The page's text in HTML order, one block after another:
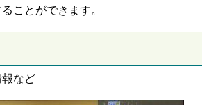
ことができます。
など